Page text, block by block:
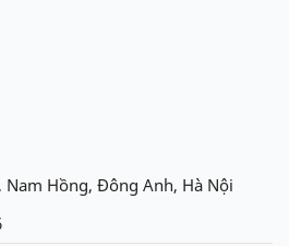
Nam Hồng, Đông Anh, Hà Nội